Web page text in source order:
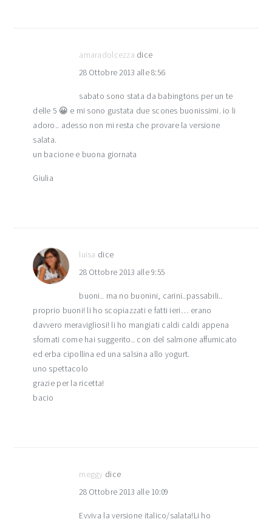
amaradolcezza dice
28 Ottobre 2013 alle 8:56
sabato sono stata da babingtons per un te
delle 5 😀 e mi sono gustata due scones buonissimi. io li
adoro.. adesso non mi resta che provare la versione
salata.
un bacione e buona giornata
Giulia
luisa dice
28 Ottobre 2013 alle 9:55
buoni.. ma no buonini, carini..passabili..
proprio buoni! li ho scopiazzati e fatti ieri… erano
davvero meravigliosi! li ho mangiati caldi caldi appena
sfornati come hai suggerito.. con del salmone affumicato
ed erba cipollina ed una salsina allo yogurt.
uno spettacolo
grazie per la ricetta!
bacio
meggy dice
28 Ottobre 2013 alle 10:09
Evviva la versione italico/salata!Li ho